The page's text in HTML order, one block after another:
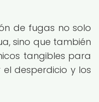
de fugas no solo
sino que también
tangibles para
desperdicio y los